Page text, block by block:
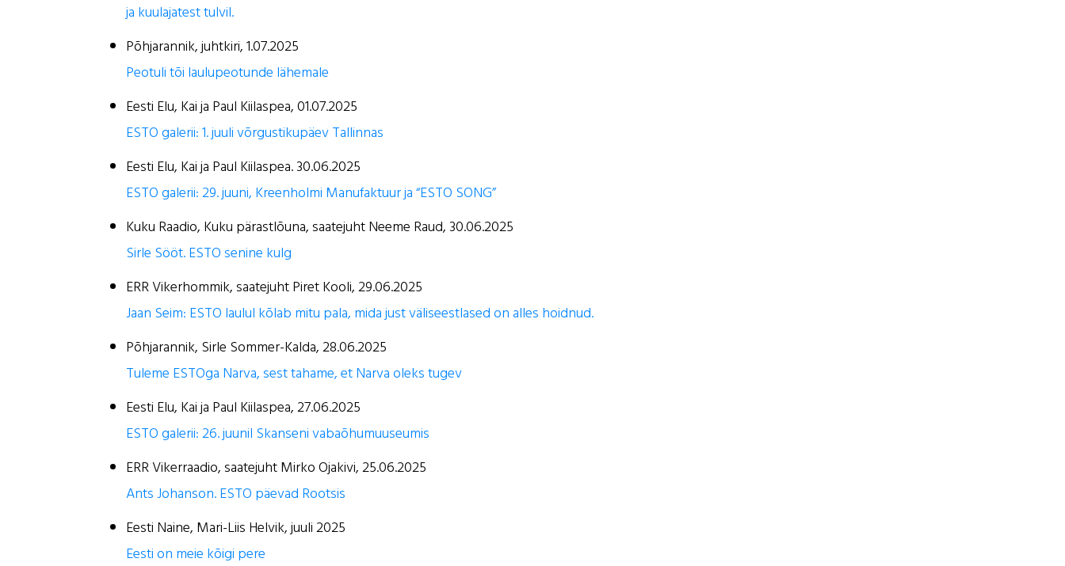
ja kuulajatest tulvil.
Põhjarannik, juhtkiri, 1.07.2025
Peotuli tõi laulupeotunde lähemale
Eesti Elu, Kai ja Paul Kiilaspea, 01.07.2025
ESTO galerii: 1. juuli võrgustikupäev Tallinnas
Eesti Elu, Kai ja Paul Kiilaspea. 30.06.2025
ESTO galerii: 29. juuni, Kreenholmi Manufaktuur ja “ESTO SONG”
Kuku Raadio, Kuku pärastlõuna, saatejuht Neeme Raud, 30.06.2025
Sirle Sööt. ESTO senine kulg
ERR Vikerhommik, saatejuht Piret Kooli, 29.06.2025
Jaan Seim: ESTO laulul kõlab mitu pala, mida just väliseestlased on alles hoidnud.
Põhjarannik, Sirle Sommer-Kalda, 28.06.2025
Tuleme ESTOga Narva, sest tahame, et Narva oleks tugev
Eesti Elu, Kai ja Paul Kiilaspea, 27.06.2025
ESTO galerii: 26. juunil Skanseni vabaõhumuuseumis
ERR Vikerraadio, saatejuht Mirko Ojakivi, 25.06.2025
Ants Johanson. ESTO päevad Rootsis
Eesti Naine, Mari-Liis Helvik, juuli 2025
Eesti on meie kõigi pere